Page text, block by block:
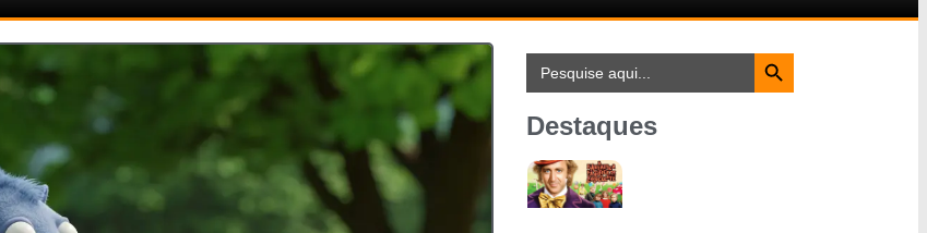
Search
for:
Search Button
Destaques